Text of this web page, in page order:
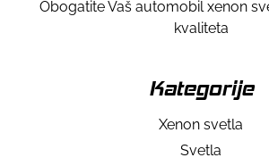
Obogatite Vaš automobil xenon
kvaliteta
Kategorije
Xenon svetla
Svetla